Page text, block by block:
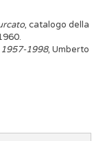
, catalogo della
1957-1998, Umberto